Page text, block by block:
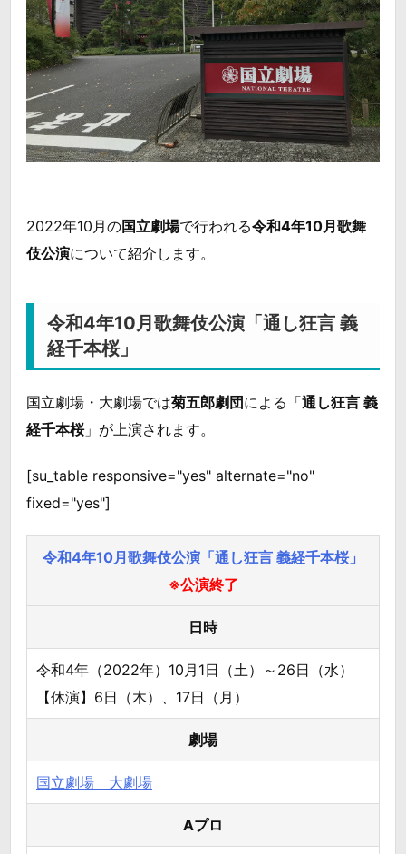
2022年10月の国立劇場で行われる令和4年10月歌舞
伎公演について紹介します。
令和4年10月歌舞伎公演「通し狂言 義
経千本桜」
国立劇場・大劇場では菊五郎劇団 による「通し狂言 義
経千本桜」が上演されます。
[su_table responsive="yes" alternate="no"
fixed="yes"]
令和4年10月歌舞伎公演「通し狂言 義経千本桜」
※公演終了
日時
令和4年（2022年）10月1日（土）～26日（水）
【休演】6日（木）、17日（月）
劇場
国立劇場 大劇場
Aプロ